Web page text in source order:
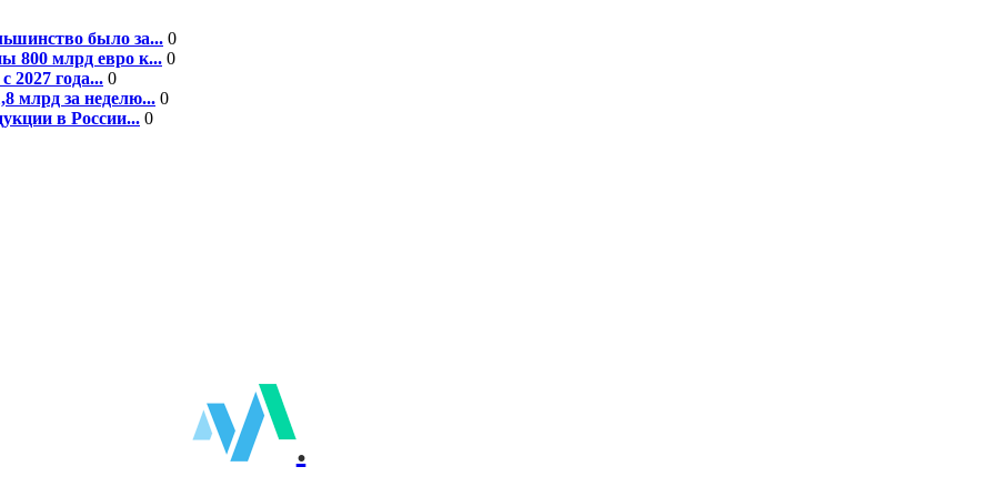
было за... 0
800 млрд евро к... 0
2027 года... 0
млрд за неделю... 0
в России... 0
.